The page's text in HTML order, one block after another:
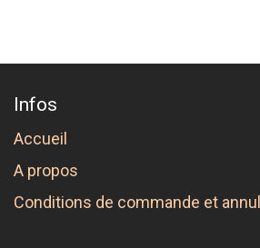
Infos
Accueil
A propos
Conditions de commande et